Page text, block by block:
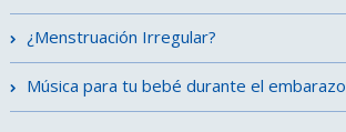
¿Menstruación Irregular?
Música para tu bebé durante el embarazo